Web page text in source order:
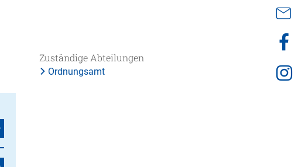
Zuständige Abteilungen
Ordnungsamt